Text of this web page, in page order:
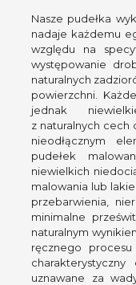
Nasze pudełka
nadaje każdemu
względu na
występowanie
naturalnych
powierzchni.
jednak
z naturalnych cech
nieodłącznym
pudełek
niewielkich
malowania lub
przebarwienia,
minimalne
naturalnym
ręcznego
uznawane za